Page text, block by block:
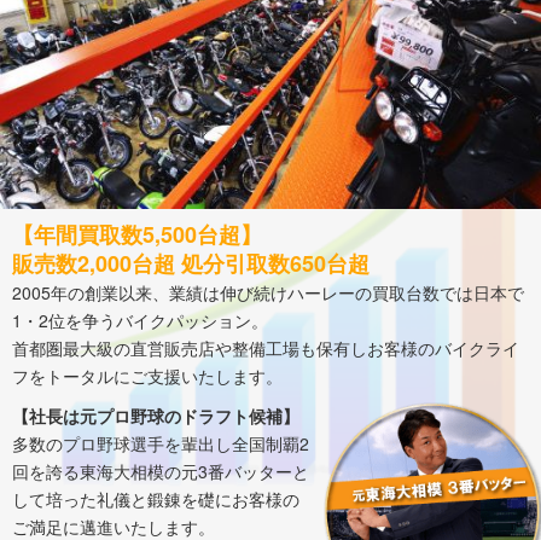
【年間買取数5,500台超】
販売数2,000台超 処分引取数650台超
2005年の創業以来、業績は伸び続けハーレーの買取台数では日本で
1・2位を争うバイクパッション。
首都圏最大級の直営販売店や整備工場も保有しお客様のバイクライ
フをトータルにご支援いたします。
【社長は元プロ野球のドラフト候補】
多数のプロ野球選手を輩出し全国制覇2
回を誇る東海大相模の元3番バッターと
して培った礼儀と鍛錬を礎にお客様の
ご満足に邁進いたします。